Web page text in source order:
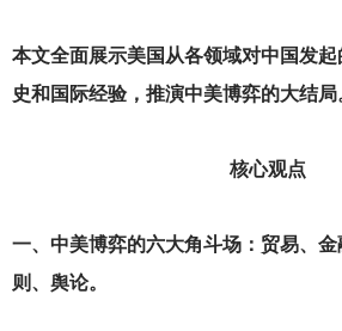
本文全面展示美国从各领域对中国发
史和国际经验，推演中美博弈的大结局
核心观点
一、中美博弈的六大角斗场：贸易、
则、舆论。